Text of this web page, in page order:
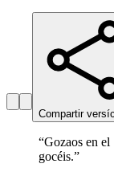
Compartir
“Gozaos en
gocéis.”